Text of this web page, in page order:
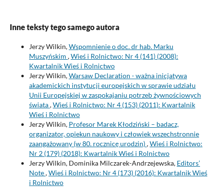
Inne teksty tego samego autora
Jerzy Wilkin,Wspomnienie o doc. dr hab. Marku
Muszyńskim ,Wieś i Rolnictwo: Nr 4 (141) (2008):
Kwartalnik Wieś i Rolnictwo
Jerzy Wilkin,Warsaw Declaration - ważna inicjatywa
akademickich instytucji europejskich w sprawie udziału
Unii Europejskiej w zaspokajaniu potrzeb żywnościowych
świata,Wieś i Rolnictwo: Nr 4 (153) (2011): Kwartalnik
Wieś i Rolnictwo
Jerzy Wilkin, Profesor Marek Kłodziński – badacz,
organizator, opiekun naukowy i człowiek wszechstronnie
zaangażowany (w 80. rocznicę urodzin),Wieś i Rolnictwo:
Nr 2 (179) (2018): Kwartalnik Wieś i Rolnictwo
Jerzy Wilkin, Dominika Milczarek-Andrzejewska, Editors’
Note,Wieś i Rolnictwo: Nr 4 (173) (2016): Kwartalnik Wieś
i Rolnictwo